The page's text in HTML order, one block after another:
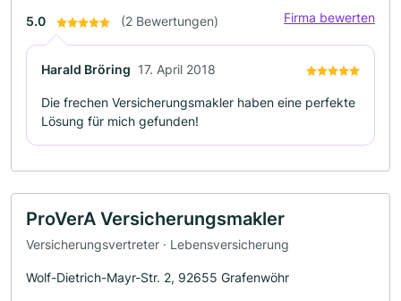
5.0 (2 Bewertungen) Firma bewerten
Harald Bröring 17. April 2018
Die frechen Versicherungsmakler haben eine perfekte
Lösung für mich gefunden!
ProVerA Versicherungsmakler
Versicherungsvertreter · Lebensversicherung
Wolf-Dietrich-Mayr-Str. 2, 92655 Grafenwöhr